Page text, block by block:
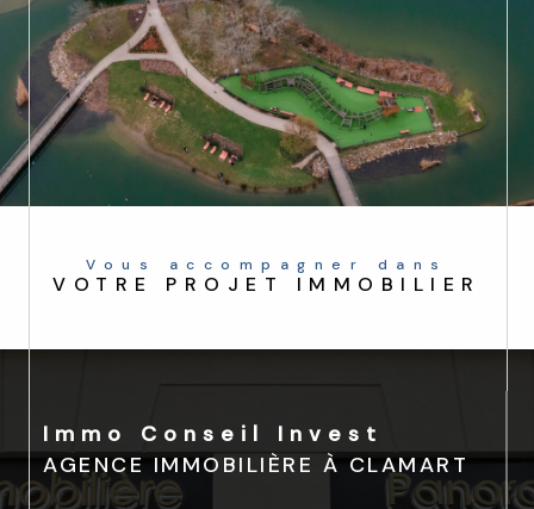
Vous accompagner dans
VOTRE PROJET IMMOBILIER
Immo Conseil Invest
AGENCE IMMOBILIÈRE À CLAMART